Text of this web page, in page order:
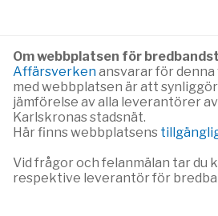
Om webbplatsen för
Affärsverkenansvarar för
med webbplatsen är att
jämförelse av alla leverantörer
Karlskronas stadsnät.
Här finns webbplatsens
Vid frågor och felanmälan tar du
respektive leverantör för